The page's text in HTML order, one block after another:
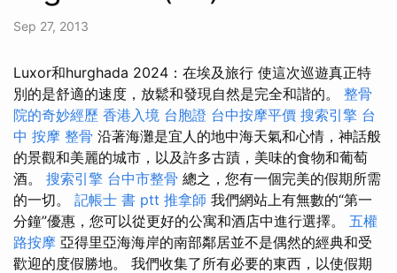
Sep 27, 2013
Luxor和hurghada 2024：在埃及旅行 使這次巡遊真正特
別的是舒適的速度，放鬆和發現自然是完全和諧的。 整骨
院的奇妙經歷 香港入境 台胞證 台中按摩平價 搜索引擎 台
中 按摩 整骨 沿著海灘是宜人的地中海天氣和心情，神話般
的景觀和美麗的城市，以及許多古蹟，美味的食物和葡萄
酒。 搜索引擎 台中市整骨 總之，您有一個完美的假期所需
的一切。 記帳士 書 ptt 推拿師 我們網站上有無數的“第一
分鐘”優惠，您可以從更好的公寓和酒店中進行選擇。 五權
路按摩 亞得里亞海海岸的南部鄰居並不是偶然的經典和受
歡迎的度假勝地。 我們收集了所有必要的東西，以使假期